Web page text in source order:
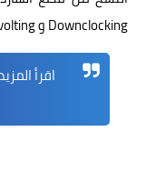
Downclocking و Undervolting.
اقرأ